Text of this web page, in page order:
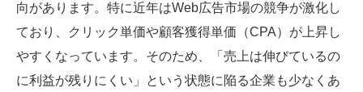
向があります。特に近年はWeb広告市場の競争が激化し
ており、クリック単価や顧客獲得単価（CPA）が上昇し
やすくなっています。そのため、「売上は伸びているの
に利益が残りにくい」という状態に陥る企業も少なくあ